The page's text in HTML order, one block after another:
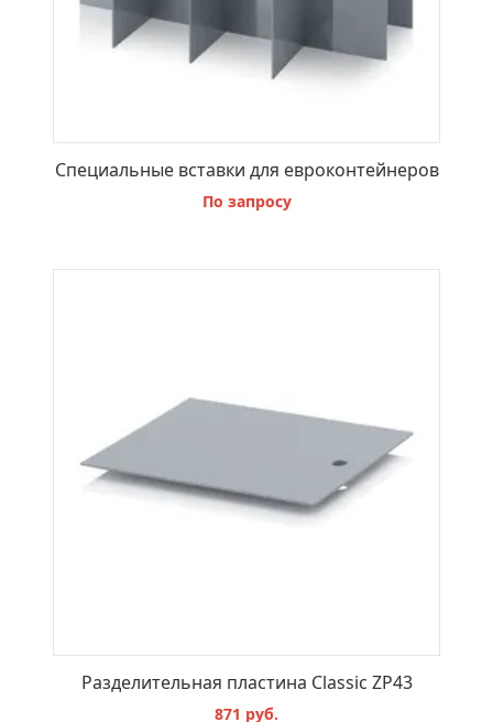
Специальные вставки для евроконтейнеров
По запросу
В КОРЗИНУ
Разделительная пластина Classic ZP43
871 руб.